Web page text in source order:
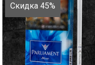
Скидка 45%